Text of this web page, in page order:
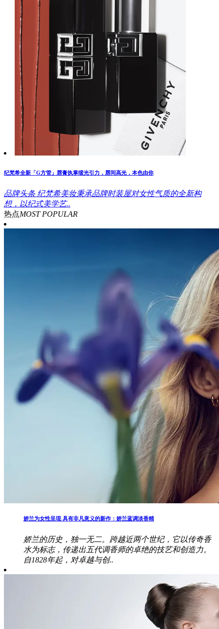
纪梵希全新「G方管」唇膏执掌缎光引力，唇间高光，本色由你
品牌头条 纪梵希美妆秉承品牌时装屋对女性气质的全新构
想，以纪式美学艺..
热点MOST POPULAR
娇兰为女性呈现 具有非凡意义的新作：娇兰蓝调淡香精
娇兰的历史，独一无二。跨越近两个世纪，它以传奇香
水为标志，传递出五代调香师的卓绝的技艺和创造力。
自1828年起，对卓越与创..